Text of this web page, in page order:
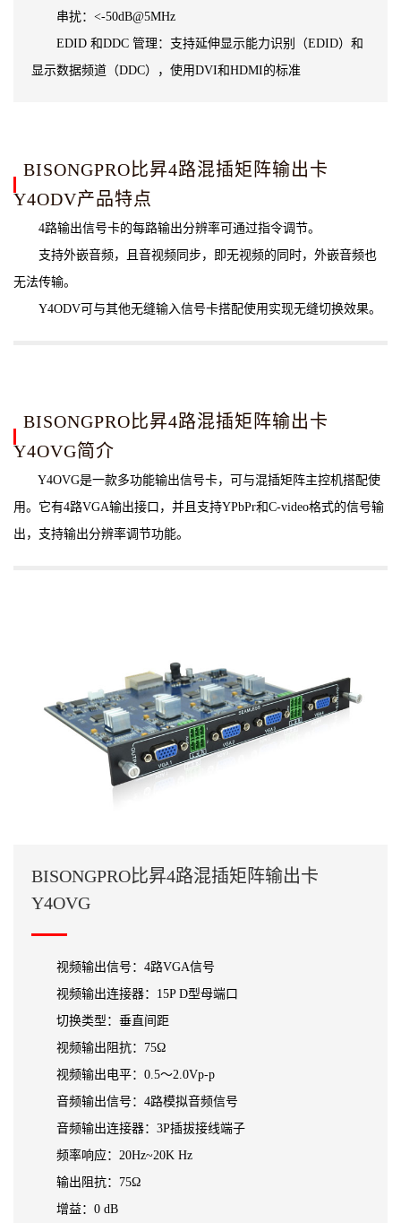
串扰：<-50dB@5MHz
EDID 和DDC 管理：支持延伸显示能力识别（EDID）和
显示数据频道（DDC），使用DVI和HDMI的标准
BISONGPRO比昇4路混插矩阵输出卡
Y4ODV产品特点
4路输出信号卡的每路输出分辨率可通过指令调节。
支持外嵌音频，且音视频同步，即无视频的同时，外嵌音频也
无法传输。
Y4ODV可与其他无缝输入信号卡搭配使用实现无缝切换效果。
BISONGPRO比昇4路混插矩阵输出卡
Y4OVG简介
Y4OVG是一款多功能输出信号卡，可与混插矩阵主控机搭配使
用。它有4路VGA输出接口，并且支持YPbPr和C-video格式的信号输
出，支持输出分辨率调节功能。
BISONGPRO比昇4路混插矩阵输出卡
Y4OVG
视频输出信号：4路VGA信号
视频输出连接器：15P D型母端口
切换类型：垂直间距
视频输出阻抗：75Ω
视频输出电平：0.5～2.0Vp-p
音频输出信号：4路模拟音频信号
音频输出连接器：3P插拔接线端子
频率响应：20Hz~20K Hz
输出阻抗：75Ω
增益：0 dB